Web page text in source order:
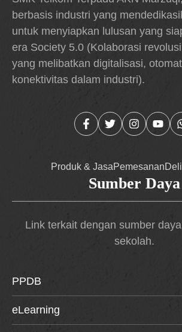
berbasis industri yang
untuk menyiapkan lulusan yang
era Society 5.0 (Kolaborasi
yang melibatkan digitalisasi,
konektivitas dalam industri).
Produk & JasaPemesanan
Sumber Daya
Link terkait dengan sumber
sekolah.
PPDB
eLearning